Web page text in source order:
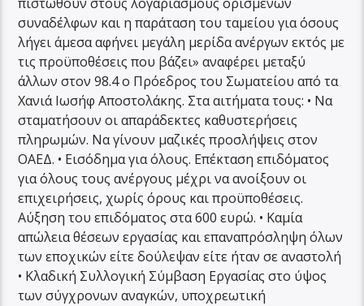
συναδέλφων και η παράταση του ταμείου για όσους
λήγει άμεσα αφήνει μεγάλη μερίδα ανέργων εκτός με
τις προϋποθέσεις που βάζει» αναφέρει μεταξύ
άλλων στον 98.4 ο Πρόεδρος του Σωματείου από τα
Χανιά Ιωσήφ Αποστολάκης. Στα αιτήματα τους: • Να
σταματήσουν οι απαράδεκτες καθυστερήσεις
πληρωμών. Να γίνουν μαζικές προσλήψεις στον
ΟΑΕΔ. • Εισόδημα για όλους. Επέκταση επιδόματος
για όλους τους ανέργους μέχρι να ανοίξουν οι
επιχειρήσεις, χωρίς όρους και προϋποθέσεις.
Αύξηση του επιδόματος στα 600 ευρώ. • Καμία
απώλεια θέσεων εργασίας και επαναπρόσληψη όλων
των εποχικών είτε δούλεψαν είτε ήταν σε αναστολή
• Κλαδική Συλλογική Σύμβαση Εργασίας στο ύψος
των σύγχρονων αναγκών, υποχρεωτική